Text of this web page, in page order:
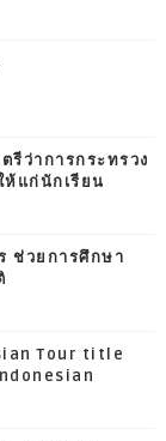
รีว่าการกระทรวง
แก่นักเรียน
ช่วยการศึกษา
Tour title